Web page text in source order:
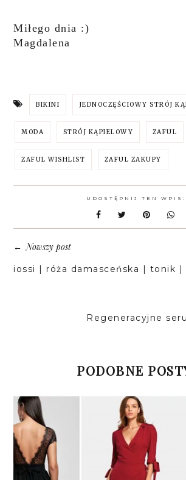
Miłego dnia :)
Magdalena
BIKINI JEDNOCZĘŚCIOWY STRÓJ
MODA STRÓJ KĄPIELOWY ZAFUL
ZAFUL WISHLIST ZAFUL ZAKUPY
UDOSTĘPNIJ TEN WPIS:
←Nowszy post
iossi | róża damasceńska | tonik |
Regeneracyjne
PODOBNE